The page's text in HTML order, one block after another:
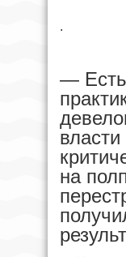
.
—
на